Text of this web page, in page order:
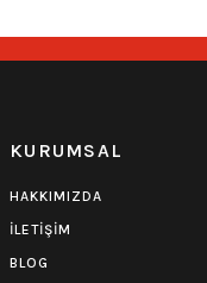
KURUMSAL
HAKKIMIZDA
İLETİŞİM
BLOG